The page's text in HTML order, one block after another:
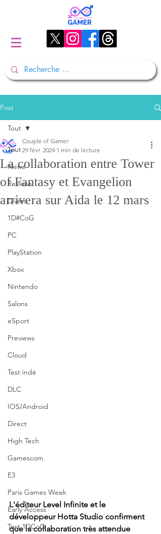
Post
Tout
News
Reviews
Divers
1D#CoG
PC
PlayStation
Xbox
Nintendo
Salons
eSport
Previews
Cloud
Test indé
DLC
IOS/Android
Direct
High Tech
Gamescom
E3
Paris Games Week
Early Access
Test 1DCoG
Tout
La collaboration entre Tower
of Fantasy et Evangelion
arrivera sur Aida le 12 mars
Couple of Gamer
29 févr. 2024 1 min de lecture
L'éditeur Level Infinite et le
développeur Hotta Studio confirment
que la collaboration très attendue